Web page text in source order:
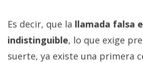
Es decir, que la llamada falsa
indistinguible, lo que exige
suerte, ya existe una primera